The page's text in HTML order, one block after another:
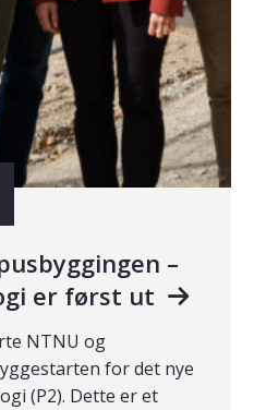
–
er først ut
NTNU og
for det nye
(P2). Dette er et